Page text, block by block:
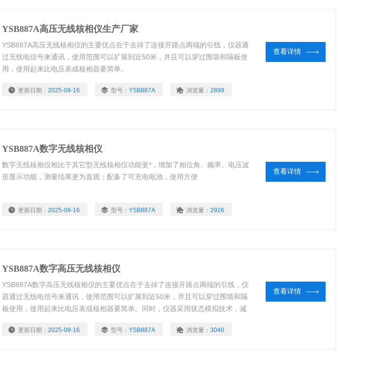
YSB887A高压无线核相仪生产厂家
YSB887A高压无线核相仪的主要优点在于去掉了连接开路点两端的引线，仪器通
过无线电信号来通讯，使用范围可以扩展到近50米，并且可以穿过围墙和隔板使
用，使用起来比电压表或核相器要简单。
更新日期： 2025-09-16 型号： YSB887A 浏览量： 2899
查看详情
YSB887A数字无线核相仪
数字无线核相仪相比于其它型无线核相仪功能更*，增加了相位角、频率、电压波
形显示功能，测量结果更为直观；配备了可充电电池，使用方便
更新日期： 2025-09-16 型号： YSB887A 浏览量： 2926
查看详情
YSB887A数字高压无线核相仪
YSB887A数字高压无线核相仪的主要优点在于去掉了连接开路点两端的引线，仪
器通过无线电信号来通讯，使用范围可以扩展到近50米，并且可以穿过围墙和隔
板使用，使用起来比电压表或核相器要简单。同时，仪器采用状态模拟技术，减
器，相比于其它型无线核相仪功能*，增加了相位角、频率、电压波形显示功能，
更新日期： 2025-09-16 型号： YSB887A 浏览量： 3040
查看详情